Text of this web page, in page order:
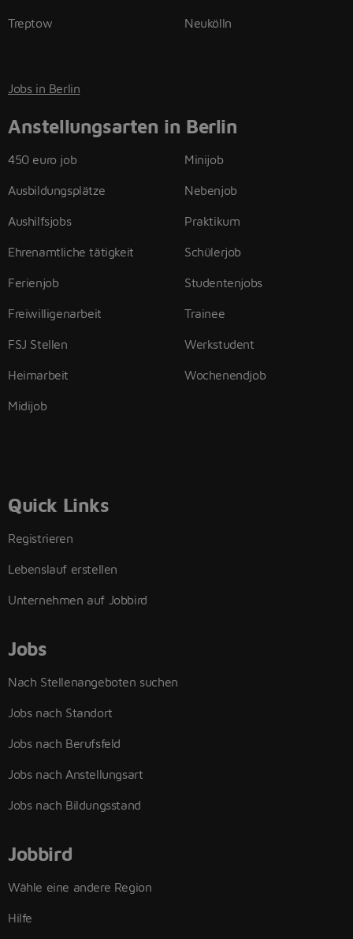
Treptow Neukölln
Jobs in Berlin
Anstellungsarten in Berlin
450 euro job
Ausbildungsplätze
Aushilfsjobs
Ehrenamtliche tätigkeit
Ferienjob
Freiwilligenarbeit
FSJ Stellen
Heimarbeit
Midijob
Minijob
Nebenjob
Praktikum
Schülerjob
Studentenjobs
Trainee
Werkstudent
Wochenendjob
Quick Links
Registrieren
Lebenslauf erstellen
Unternehmen auf Jobbird
Jobs
Nach Stellenangeboten suchen
Jobs nach Standort
Jobs nach Berufsfeld
Jobs nach Anstellungsart
Jobs nach Bildungsstand
Jobbird
Wähle eine andere Region
Hilfe